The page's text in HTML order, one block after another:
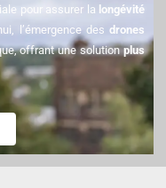
pour assurer la longévité
l’émergence des drones
offrant une solution plus